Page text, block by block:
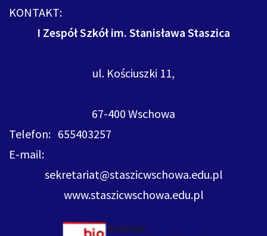
KONTAKT:
I Zespół Szkół im. Stanisława Staszica
ul. Kościuszki 11,
67-400 Wschowa
Telefon: 655403257
E-mail:
sekretariat@staszicwschowa.edu.pl
www.staszicwschowa.edu.pl